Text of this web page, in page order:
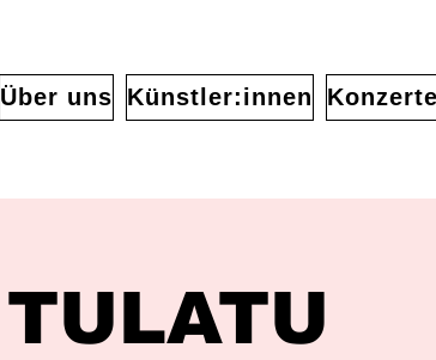
Über uns Künstler:innen Konzerte
TULATU